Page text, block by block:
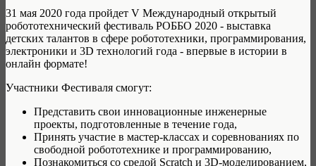
31 мая 2020 года пройдет V Международный открытый
робототехнический фестиваль РОББО 2020 - выставка
детских талантов в сфере робототехники, программирования,
электроники и 3D технологий года - впервые в истории в
онлайн формате!
Участники Фестиваля смогут:
Представить свои инновационные инженерные
проекты, подготовленные в течение года,
Принять участие в мастер-классах и соревнованиях по
свободной робототехнике и программированию,
Познакомиться со средой Scratch и 3D-моделированием,